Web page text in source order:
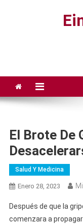
El Brote De
Salud Y Medicina
Enero 28, 2023
Después de que la
comenzara a